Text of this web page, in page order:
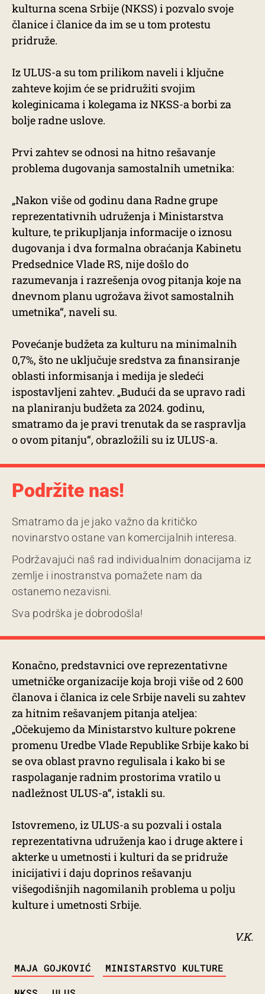
kulturna scena Srbije (NKSS) i pozvalo svoje
članice i članice da im se u tom protestu
pridruže.
Iz ULUS-a su tom prilikom naveli i ključne
zahteve kojim će se pridružiti svojim
koleginicama i kolegama iz NKSS-a borbi za
bolje radne uslove.
Prvi zahtev se odnosi na hitno rešavanje
problema dugovanja samostalnih umetnika:
„Nakon više od godinu dana Radne grupe
reprezentativnih udruženja i Ministarstva
kulture, te prikupljanja informacije o iznosu
dugovanja i dva formalna obraćanja Kabinetu
Predsednice Vlade RS, nije došlo do
razumevanja i razrešenja ovog pitanja koje na
dnevnom planu ugrožava život samostalnih
umetnika“, naveli su.
Povećanje budžeta za kulturu na minimalnih
0,7%, što ne uključuje sredstva za finansiranje
oblasti informisanja i medija je sledeći
ispostavljeni zahtev. „Budući da se upravo radi
na planiranju budžeta za 2024. godinu,
smatramo da je pravi trenutak da se raspravlja
o ovom pitanju“, obrazložili su iz ULUS-a.
Podržite nas!
Smatramo da je jako važno da kritičko
novinarstvo ostane van komercijalnih interesa.
Podržavajući naš rad individualnim donacijama iz
zemlje i inostranstva pomažete nam da
ostanemo nezavisni.
Sva podrška je dobrodošla!
Konačno, predstavnici ove reprezentativne
umetničke organizacije koja broji više od 2 600
članova i članica iz cele Srbije naveli su zahtev
za hitnim rešavanjem pitanja ateljea:
„Očekujemo da Ministarstvo kulture pokrene
promenu Uredbe Vlade Republike Srbije kako bi
se ova oblast pravno regulisala i kako bi se
raspolaganje radnim prostorima vratilo u
nadležnost ULUS-a“, istakli su.
Istovremeno, iz ULUS-a su pozvali i ostala
reprezentativna udruženja kao i druge aktere i
akterke u umetnosti i kulturi da se pridruže
inicijativi i daju doprinos rešavanju
višegodišnjih nagomilanih problema u polju
kulture i umetnosti Srbije.
V.K.
MAJA GOJKOVIĆ MINISTARSTVO KULTURE